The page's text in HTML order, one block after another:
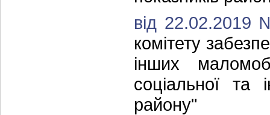
від 22.02.2019
комітету
інших
соціальної та
району"